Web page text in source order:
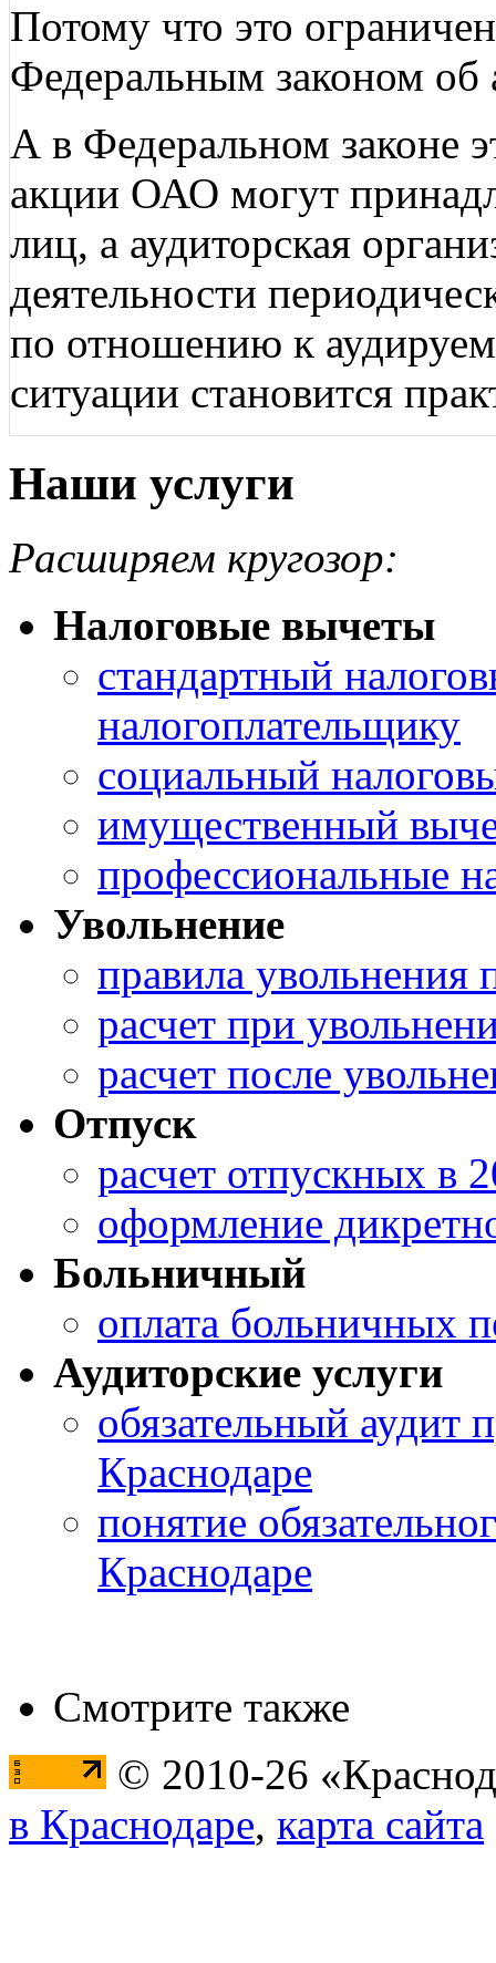
Потому что это
Федеральным законом об
А в Федеральном законе
акции ОАО могут
лиц, а аудиторская
деятельности
по отношению к
ситуации становится
Наши услуги
Расширяем кругозор:
Налоговые вычеты
стандартный
налогоплательщику
социальный
имущественный
профессиональные
Увольнение
правила
расчет при
расчет после
Отпуск
расчет отпускных в
оформление
Больничный
оплата больничных
Аудиторские услуги
обязательный аудит
Краснодаре
понятие
Краснодаре
Смотрите также
© 2010-26
в Краснодаре, карта сайта